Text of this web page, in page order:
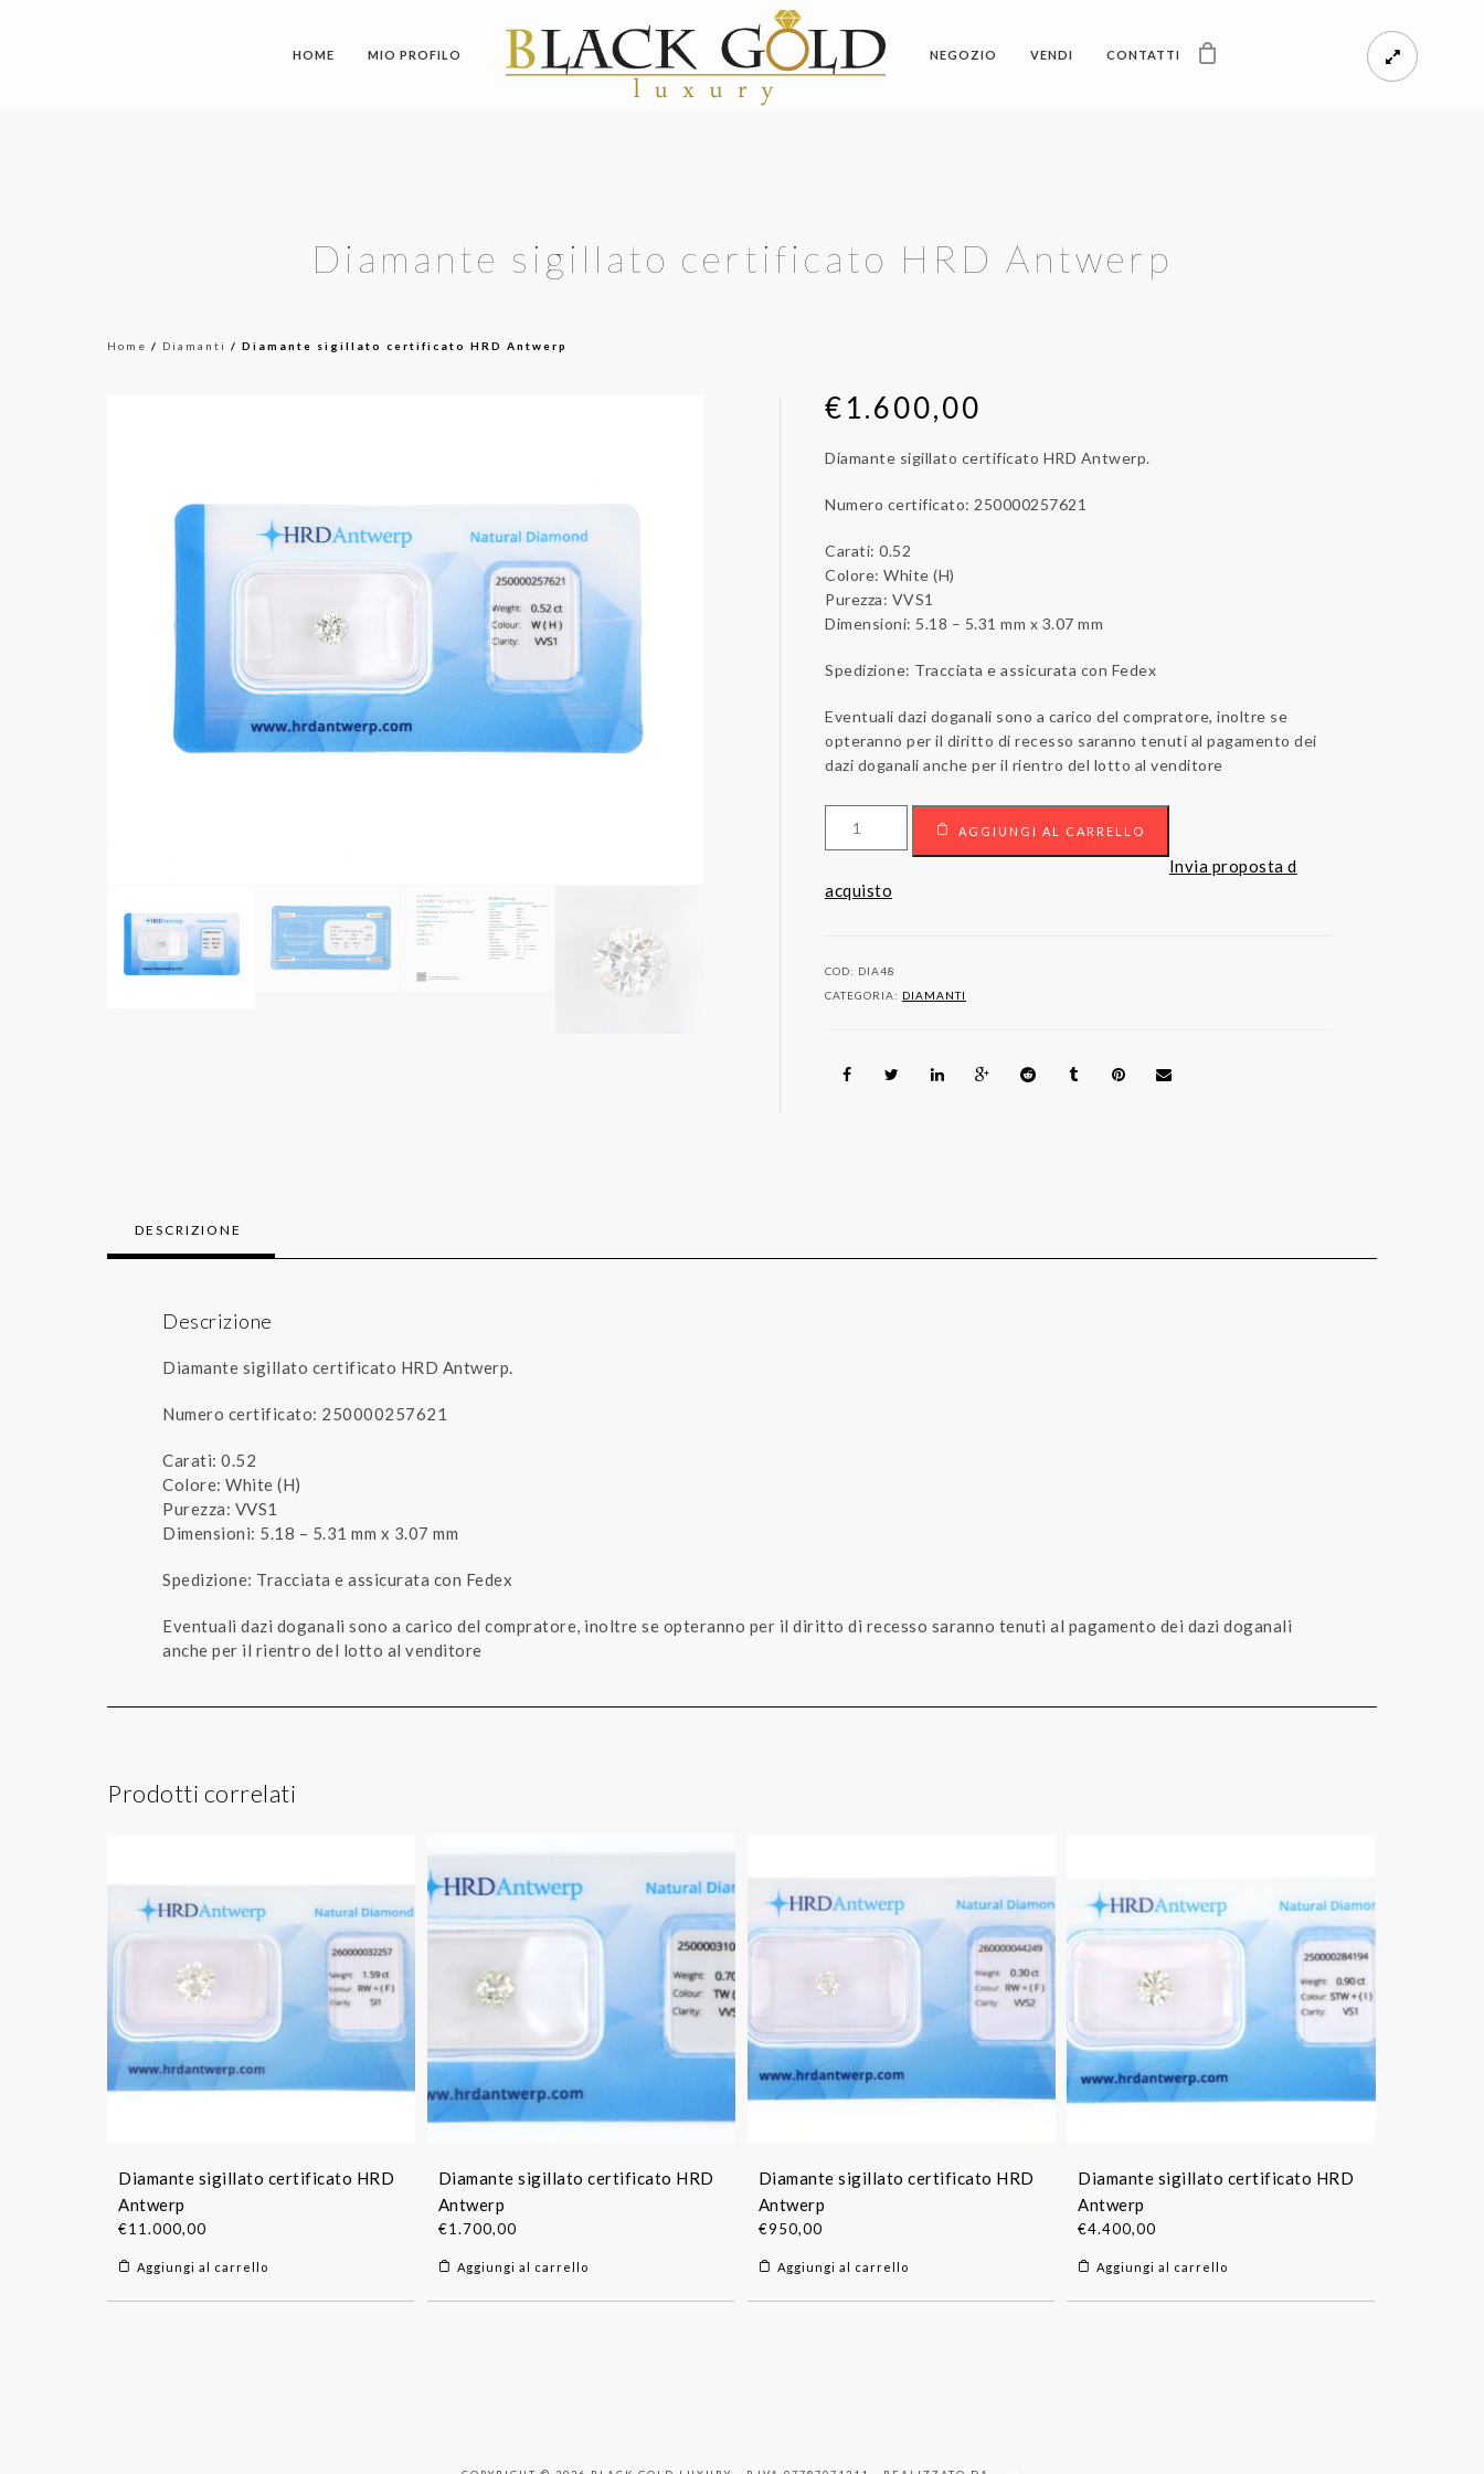
HOME MIO PROFILO NEGOZIO VENDI CONTATTI
Diamante sigillato certificato HRD Antwerp
Home / Diamanti / Diamante sigillato certificato HRD Antwerp
€1.600,00
Diamante sigillato certificato HRD Antwerp.
Numero certificato: 250000257621
Carati: 0.52
Colore: White (H)
Purezza: VVS1
Dimensioni: 5.18 – 5.31 mm x 3.07 mm
Spedizione: Tracciata e assicurata con Fedex
Eventuali dazi doganali sono a carico del compratore, inoltre se
opteranno per il diritto di recesso saranno tenuti al pagamento dei
dazi doganali anche per il rientro del lotto al venditore
sigillato
HRD
AGGIUNGI AL CARRELLO
Invia proposta d
acquisto
COD: DIA48
CATEGORIA: DIAMANTI
DESCRIZIONE
Descrizione
Diamante sigillato certificato HRD Antwerp.
Numero certificato: 250000257621
Carati: 0.52
Colore: White (H)
Purezza: VVS1
Dimensioni: 5.18 – 5.31 mm x 3.07 mm
Spedizione: Tracciata e assicurata con Fedex
Eventuali dazi doganali sono a carico del compratore, inoltre se opteranno per il diritto di recesso saranno tenuti al pagamento dei dazi doganali
anche per il rientro del lotto al venditore
Prodotti correlati
Diamante sigillato certificato HRD
Antwerp
€11.000,00
Aggiungi al carrello
Diamante sigillato certificato HRD
Antwerp
€1.700,00
Aggiungi al carrello
Diamante sigillato certificato HRD
Antwerp
€950,00
Aggiungi al carrello
Diamante sigillato certificato HRD
Antwerp
€4.400,00
Aggiungi al carrello